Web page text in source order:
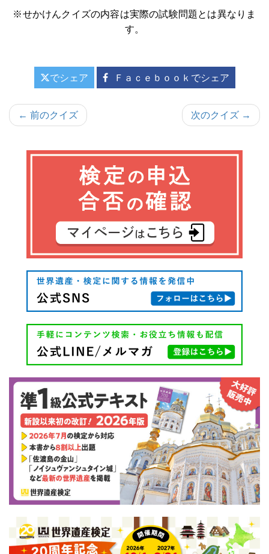
※せかけんクイズの内容は実際の試験問題とは異なりま
す。
でシェア Ｆａｃｅｂｏｏｋでシェア
投← 前のクイズ 次のクイズ →